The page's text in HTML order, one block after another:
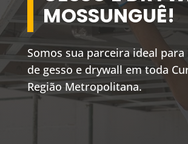
MOSSUNGUÊ!
Somos sua parceira ideal para
de gesso e drywall em toda
Região Metropolitana.